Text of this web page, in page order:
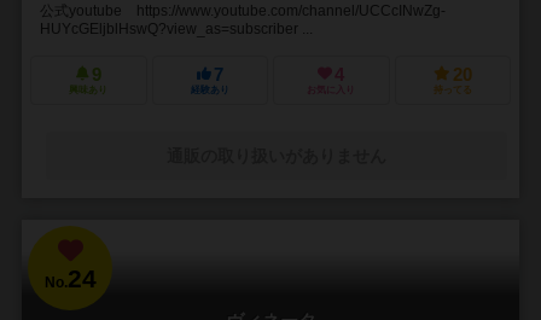
公式youtube https://www.youtube.com/channel/UCCcINwZg-
HUYcGEljblHswQ?view_as=subscriber ...
9
興味あり
7
経験あり
4
お気に入り
20
持ってる
No.24